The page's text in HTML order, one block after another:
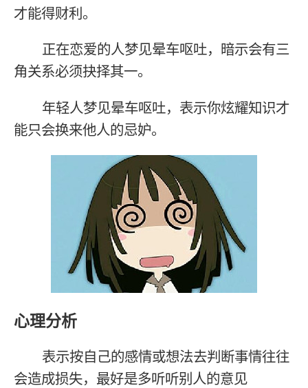
才能得财利。
正在恋爱的人梦见晕车呕吐，暗示会有三
角关系必须抉择其一。
年轻人梦见晕车呕吐，表示你炫耀知识才
能只会换来他人的忌妒。
心理分析
表示按自己的感情或想法去判断事情往往
会造成损失，最好是多听听别人的意见